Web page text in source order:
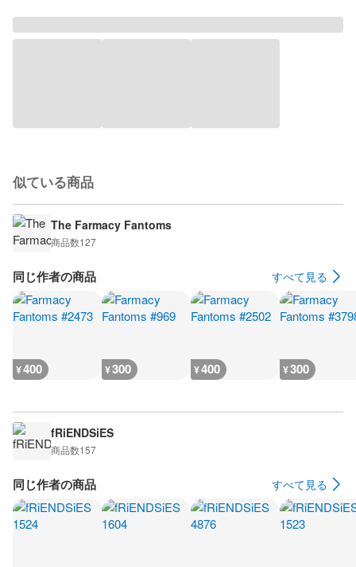
似ている商品
The Farmacy Fantoms
商品数127
同じ作者の商品 すべて見る
¥400 ¥300 ¥400 ¥300
fRiENDSiES
商品数157
同じ作者の商品 すべて見る